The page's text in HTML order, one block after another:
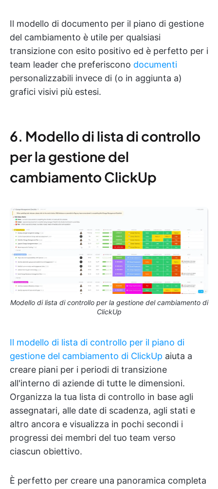
Il modello di documento per il piano di gestione
del cambiamento è utile per qualsiasi
transizione con esito positivo ed è perfetto per i
team leader che preferiscono documenti
personalizzabili invece di (o in aggiunta a)
grafici visivi più estesi.
6. Modello di lista di controllo
per la gestione del
cambiamento ClickUp
Modello di lista di controllo per la gestione del cambiamento di
ClickUp
Il modello di lista di controllo per il piano di
gestione del cambiamento di ClickUp aiuta a
creare piani per i periodi di transizione
all'interno di aziende di tutte le dimensioni.
Organizza la tua lista di controllo in base agli
assegnatari, alle date di scadenza, agli stati e
altro ancora e visualizza in pochi secondi i
progressi dei membri del tuo team verso
ciascun obiettivo.
È perfetto per creare una panoramica completa